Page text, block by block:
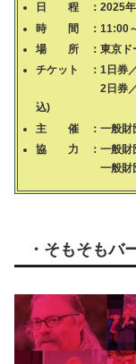
日 程 ：2025年
時 間 ：11:00
場 所 ：東京ドー
チケット ：1 日券
2 日券
込)
主 催 ：一般財団
協 力 ：一般財団
一般財団法人
・そもそもバ